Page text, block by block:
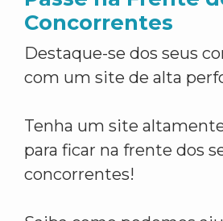
Concorrentes
Destaque-se dos seus
com um site de alta
Tenha um site
para ficar na frente dos
concorrentes!